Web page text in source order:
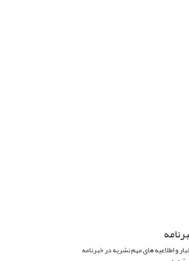
و اطلاعیه های مهم نشریه در خبرنامه